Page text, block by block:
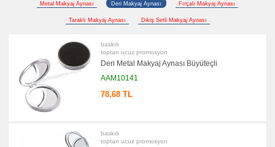
Metal Makyaj Aynası Deri Makyaj Aynası Fırçalı Makyaj Aynası
Taraklı Makyaj Aynası Dikiş Setli Makyaj Aynası
baskılı
toptan ucuz promosyon
Deri Metal Makyaj Aynası Büyüteçli
AAM10141
78,68 TL
baskılı
toptan ucuz promosyon
Manikür
promosyon
Manikür
Seti
promosyon
Tüm
Ürünleri
Gör